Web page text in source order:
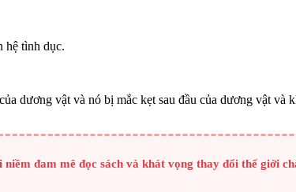
hệ tình dục.
dương vật và nó bị mắc kẹt sau đầu của dương vật
đam mê đọc sách và khát vọng thay đổi thế giới